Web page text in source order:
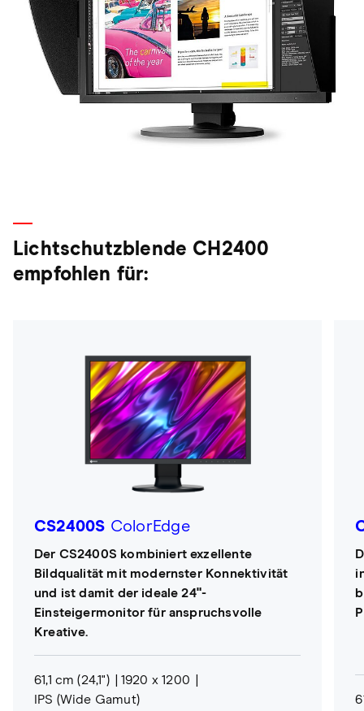
Lichtschutzblende CH2400
empfohlen für:
CS2400S ColorEdge
Der CS2400S kombiniert exzellente
Bildqualität mit modernster Konnektivität
und ist damit der ideale 24"-
Einsteigermonitor für anspruchsvolle
Kreative.
61,1 cm (24,1")
1920 x 1200
IPS (Wide Gamut)